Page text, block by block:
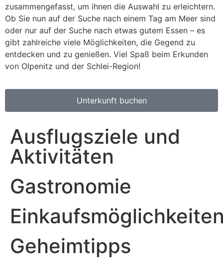
zusammengefasst, um ihnen die Auswahl zu erleichtern.
Ob Sie nun auf der Suche nach einem Tag am Meer sind
oder nur auf der Suche nach etwas gutem Essen – es
gibt zahlreiche viele Möglichkeiten, die Gegend zu
entdecken und zu genießen. Viel Spaß beim Erkunden
von Olpenitz und der Schlei-Region!
Unterkunft buchen
Ausflugsziele und
Aktivitäten
Gastronomie
Geheimtipps